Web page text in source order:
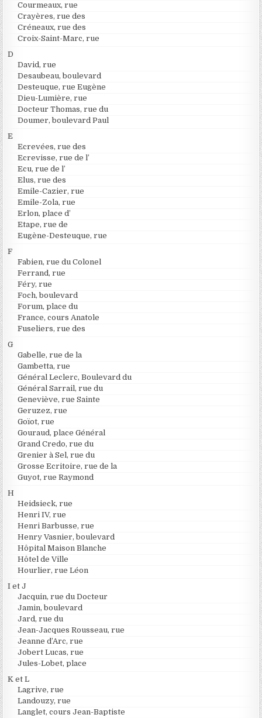
Courmeaux, rue
Crayères, rue des
Créneaux, rue des
Croix-Saint-Marc, rue
D
David, rue
Desaubeau, boulevard
Desteuque, rue Eugène
Dieu-Lumière, rue
Docteur Thomas, rue du
Doumer, boulevard Paul
E
Ecrevées, rue des
Ecrevisse, rue de l’
Ecu, rue de l’
Elus, rue des
Emile-Cazier, rue
Emile-Zola, rue
Erlon, place d’
Etape, rue de
Eugène-Desteuque, rue
F
Fabien, rue du Colonel
Ferrand, rue
Féry, rue
Foch, boulevard
Forum, place du
France, cours Anatole
Fuseliers, rue des
G
Gabelle, rue de la
Gambetta, rue
Général Leclerc, Boulevard du
Général Sarrail, rue du
Geneviève, rue Sainte
Geruzez, rue
Goïot, rue
Gouraud, place Général
Grand Credo, rue du
Grenier à Sel, rue du
Grosse Ecritoire, rue de la
Guyot, rue Raymond
H
Heidsieck, rue
Henri IV, rue
Henri Barbusse, rue
Henry Vasnier, boulevard
Hôpital Maison Blanche
Hôtel de Ville
Hourlier, rue Léon
I et J
Jacquin, rue du Docteur
Jamin, boulevard
Jard, rue du
Jean-Jacques Rousseau, rue
Jeanne d’Arc, rue
Jobert Lucas, rue
Jules-Lobet, place
K et L
Lagrive, rue
Landouzy, rue
Langlet, cours Jean-Baptiste